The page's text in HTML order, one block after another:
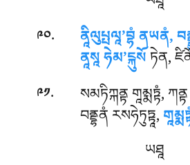
༩༠. ནཱིལུཔྤལཱ’བྷཾ ནཡནཾ,
ནཱསཱ ཧེམ’ངྐུསོཏེན,
༩༡. སམཏིཀྐནྟ གཱམྨཏྟཾ,
བནྡྷནཾ རསཧེཏུཏྟཱ,
ཡཐཱ